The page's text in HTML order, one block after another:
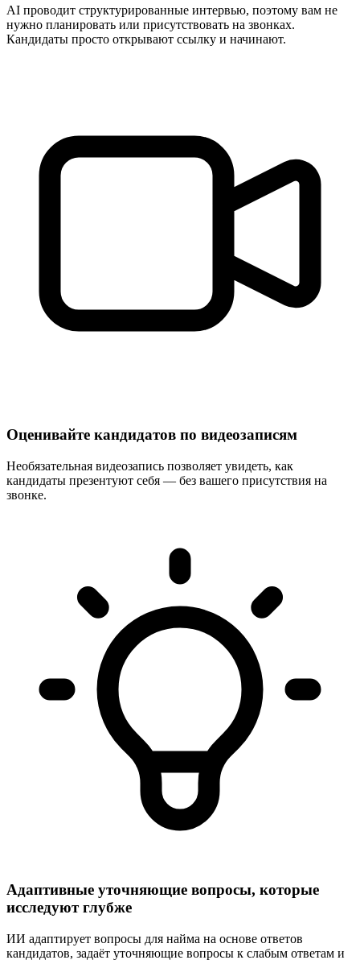
AI проводит структурированные интервью, поэтому вам не
нужно планировать или присутствовать на звонках.
Кандидаты просто открывают ссылку и начинают.
Оценивайте кандидатов по видеозаписям
Необязательная видеозапись позволяет увидеть, как
кандидаты презентуют себя — без вашего присутствия на
звонке.
Адаптивные уточняющие вопросы, которые
исследуют глубже
ИИ адаптирует вопросы для найма на основе ответов
кандидатов, задаёт уточняющие вопросы к слабым ответам и